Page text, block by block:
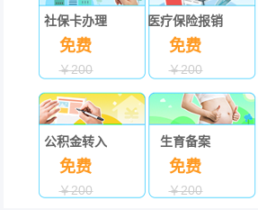
社保卡办理
免费
￥200
医疗保险报销
免费
￥200
公积金转入
免费
￥200
生育备案
免费
￥200